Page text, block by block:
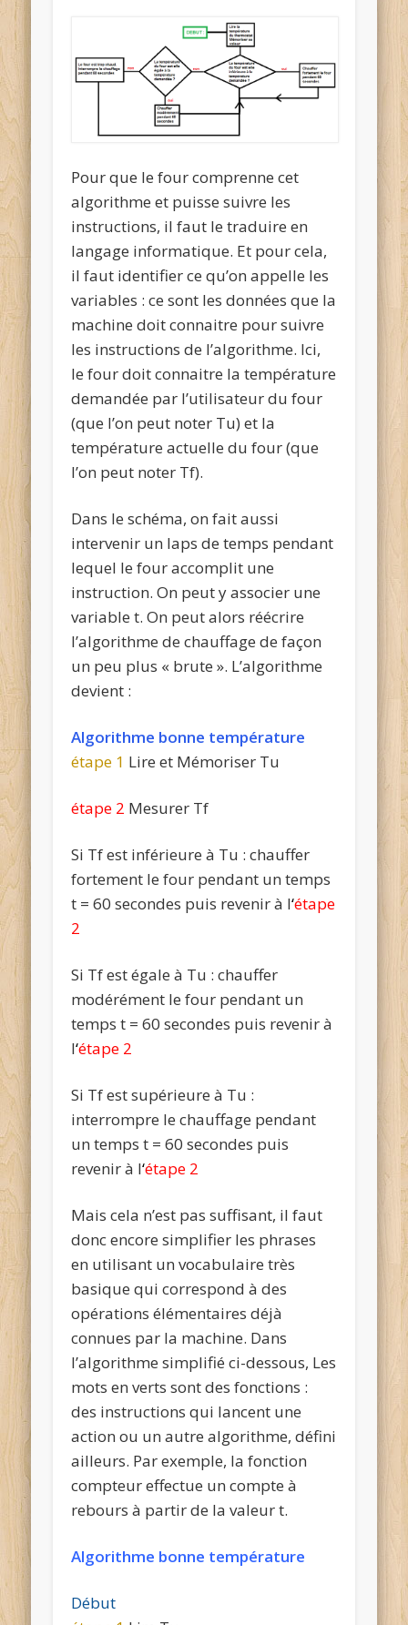
Pour que le four comprenne cet
algorithme et puisse suivre les
instructions, il faut le traduire en
langage informatique. Et pour cela,
il faut identifier ce qu’on appelle les
variables : ce sont les données que la
machine doit connaitre pour suivre
les instructions de l’algorithme. Ici,
le four doit connaitre la température
demandée par l’utilisateur du four
(que l’on peut noter Tu) et la
température actuelle du four (que
l’on peut noter Tf).
Dans le schéma, on fait aussi
intervenir un laps de temps pendant
lequel le four accomplit une
instruction. On peut y associer une
variablet. On peut alors réécrire
l’algorithme de chauffage de façon
un peu plus « brute ». L’algorithme
devient :
Algorithme bonne température
étape 1 Lire et Mémoriser Tu
étape 2 Mesurer Tf
Si Tfest inférieure à Tu : chauffer
fortement le four pendant un temps
t = 60 secondes puis revenir à l‘étape
2
Si Tfest égale à Tu : chauffer
modérément le four pendant un
tempst = 60 secondes puis revenir à
l‘étape 2
Si Tfest supérieure à Tu :
interrompre le chauffage pendant
un tempst = 60 secondes puis
revenir à l‘étape 2
Mais cela n’est pas suffisant, il faut
donc encore simplifier les phrases
en utilisant un vocabulaire très
basique qui correspond à des
opérations élémentaires déjà
connues par la machine. Dans
l’algorithme simplifié ci-dessous, Les
mots en verts sontdes fonctions :
des instructions qui lancent une
action ou un autre algorithme, défini
ailleurs. Par exemple, la fonction
compteureffectue un compte à
rebours à partir de la valeur t.
Algorithme bonne température
Début